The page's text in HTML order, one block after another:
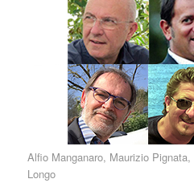
Alfio Manganaro, Maurizio Pignata,
Longo